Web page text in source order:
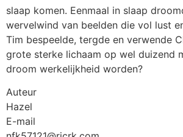
slaap komen. Eenmaal in slaap
wervelwind van beelden die vol lust
Tim bespeelde, tergde en verwende
grote sterke lichaam op wel duizend
droom werkelijkheid worden?
Auteur
Hazel
E-mail